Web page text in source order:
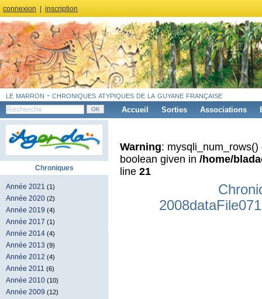
connexion inscription
le marron - chroniques atypiques de la guyane française
Accueil Sorties Associations
Chroniques
Année 2021 (1)
Année 2020 (2)
Année 2019 (4)
Année 2017 (1)
Année 2014 (4)
Année 2013 (9)
Année 2012 (4)
Année 2011 (6)
Année 2010 (10)
Année 2009 (12)
Warning:
boolean given in /home/
line 21